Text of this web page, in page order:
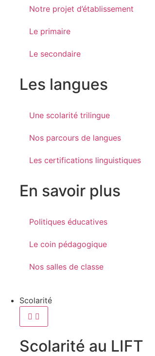
Notre projet d’établissement
Le primaire
Le secondaire
Les langues
Une scolarité trilingue
Nos parcours de langues
Les certifications linguistiques
En savoir plus
Politiques éducatives
Le coin pédagogique
Nos salles de classe
Scolarité
Scolarité au LIFT